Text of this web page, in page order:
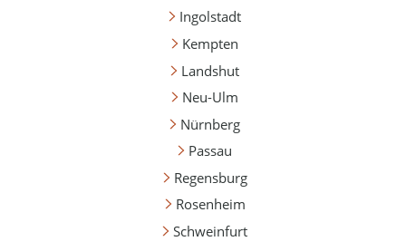
Ingolstadt
Kempten
Landshut
Neu-Ulm
Nürnberg
Passau
Regensburg
Rosenheim
Schweinfurt